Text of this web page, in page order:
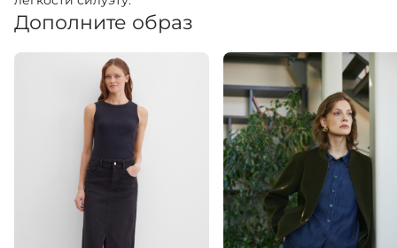
Дополните образ